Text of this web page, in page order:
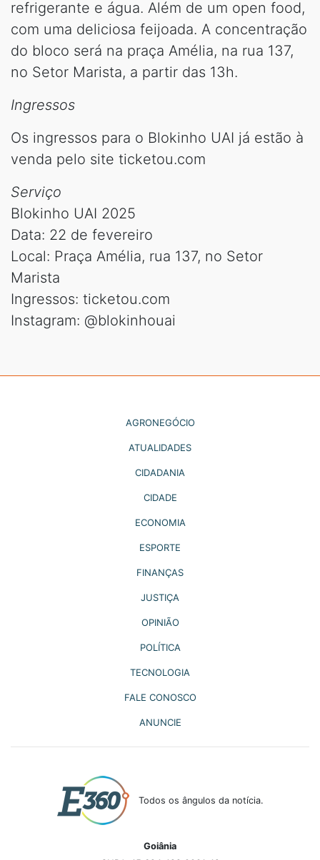
refrigerante e água. Além de um open food,
com uma deliciosa feijoada. A concentração
do bloco será na praça Amélia, na rua 137,
no Setor Marista, a partir das 13h.
Ingressos
Os ingressos para o Blokinho UAI já estão à
venda pelo site ticketou.com
Serviço
Blokinho UAI 2025
Data: 22 de fevereiro
Local: Praça Amélia, rua 137, no Setor
Marista
Ingressos: ticketou.com
Instagram: @blokinhouai
AGRONEGÓCIO
ATUALIDADES
CIDADANIA
CIDADE
ECONOMIA
ESPORTE
FINANÇAS
JUSTIÇA
OPINIÃO
POLÍTICA
TECNOLOGIA
FALE CONOSCO
ANUNCIE
Todos os ângulos da notícia.
Goiânia